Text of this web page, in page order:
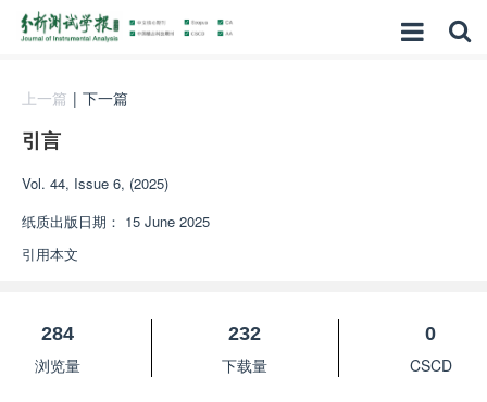
上一篇 | 下一篇
引言
Vol. 44, Issue 6, (2025)
纸质出版日期： 15 June 2025
引用本文
284
浏览量
232
下载量
0
CSCD